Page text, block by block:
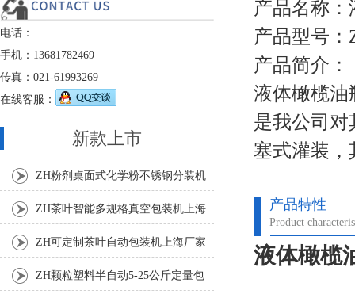
产品名称：
产品型号：
产品简介：
液体橄榄油
是我公司
塞式灌装
产品特性
Product
液体橄榄
电话：
手机：13681782469
传真：021-61993269
在线客服：
新款上市
ZH粉剂桌面式化学粉不锈钢分装机
ZH茶叶智能多规格真空包装机上海
厂家 ZH可定制茶叶自动包装机上海厂家
ZH颗粒塑料半自动5-25公斤定量包